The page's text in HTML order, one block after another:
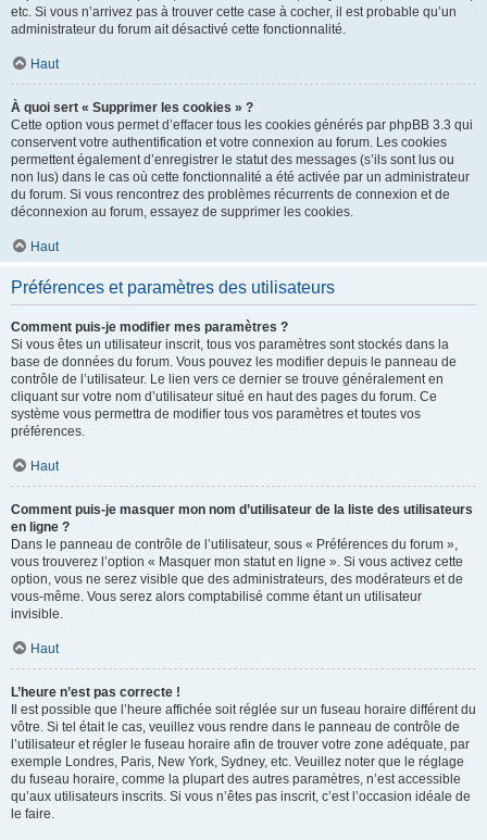
etc. Si vous n’arrivez pas à trouver cette case à cocher, il est probable qu’un
administrateur du forum ait désactivé cette fonctionnalité.
Haut
À quoi sert « Supprimer les cookies » ?
Cette option vous permet d’effacer tous les cookies générés par phpBB 3.3 qui
conservent votre authentification et votre connexion au forum. Les cookies
permettent également d’enregistrer le statut des messages (s’ils sont lus ou
non lus) dans le cas où cette fonctionnalité a été activée par un administrateur
du forum. Si vous rencontrez des problèmes récurrents de connexion et de
déconnexion au forum, essayez de supprimer les cookies.
Haut
Préférences et paramètres des utilisateurs
Comment puis-je modifier mes paramètres ?
Si vous êtes un utilisateur inscrit, tous vos paramètres sont stockés dans la
base de données du forum. Vous pouvez les modifier depuis le panneau de
contrôle de l’utilisateur. Le lien vers ce dernier se trouve généralement en
cliquant sur votre nom d’utilisateur situé en haut des pages du forum. Ce
système vous permettra de modifier tous vos paramètres et toutes vos
préférences.
Haut
Comment puis-je masquer mon nom d’utilisateur de la liste des utilisateurs
en ligne ?
Dans le panneau de contrôle de l’utilisateur, sous « Préférences du forum »,
vous trouverez l’option « Masquer mon statut en ligne ». Si vous activez cette
option, vous ne serez visible que des administrateurs, des modérateurs et de
vous-même. Vous serez alors comptabilisé comme étant un utilisateur
invisible.
Haut
L’heure n’est pas correcte !
Il est possible que l’heure affichée soit réglée sur un fuseau horaire différent du
vôtre. Si tel était le cas, veuillez vous rendre dans le panneau de contrôle de
l’utilisateur et régler le fuseau horaire afin de trouver votre zone adéquate, par
exemple Londres, Paris, New York, Sydney, etc. Veuillez noter que le réglage
du fuseau horaire, comme la plupart des autres paramètres, n’est accessible
qu’aux utilisateurs inscrits. Si vous n’êtes pas inscrit, c’est l’occasion idéale de
le faire.